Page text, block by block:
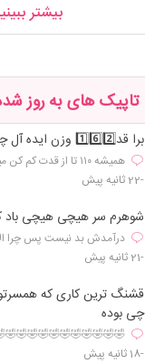
بیشتر
تاپیک های به روز
برا قد1️⃣6️⃣2️⃣ وزن ایده آل چنده بنظرتون
همیشه ۱۱۰ تا از قدت کم کن میشه وزن مانکن...
-22 ثانیه پیش
شوهرم سر هیچی هیچی باد
درآمدش بد نیست پس چرا
-21 ثانیه پیش
قشنگ ترین کاری که
چی بوده
-18 ثانیه پیش